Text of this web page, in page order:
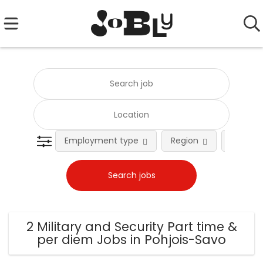
Employment type Region
2 Military and Security Part time &
per diem Jobs in Pohjois-Savo